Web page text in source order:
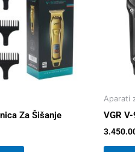
Za Šišanje
Aparati
VGR